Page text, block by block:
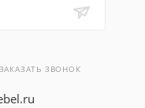
ЗАКАЗАТЬ ЗВОНОК